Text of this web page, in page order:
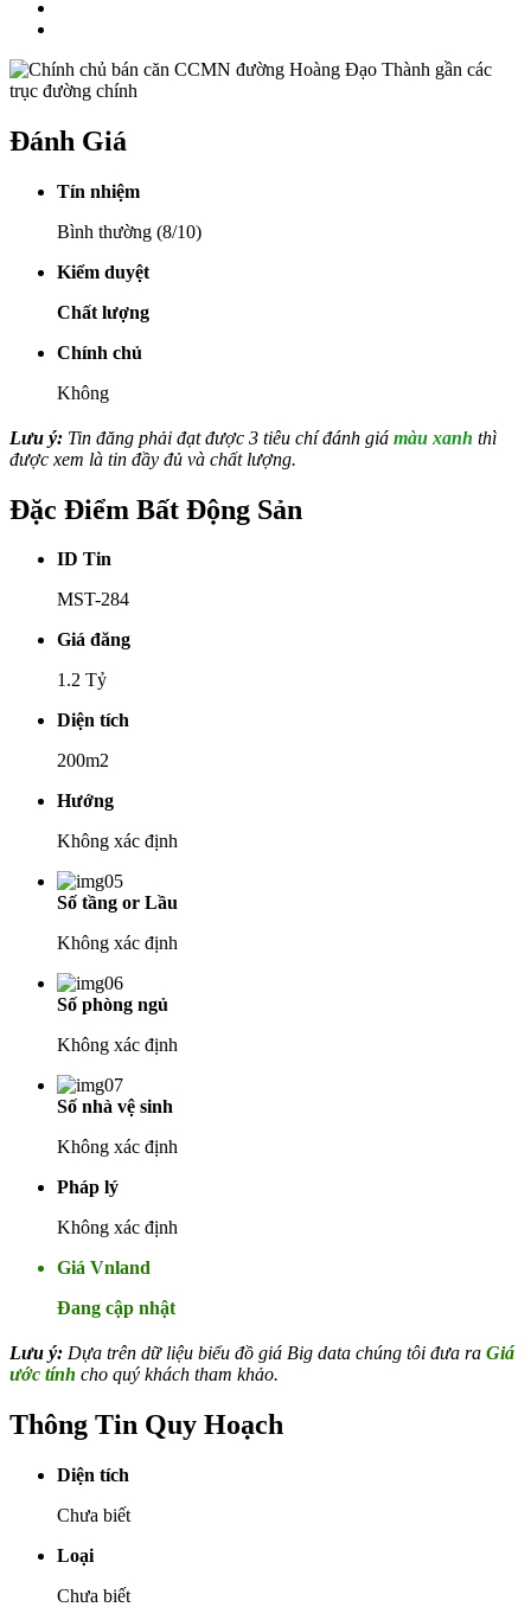
Đánh Giá
Tín nhiệm
Bình thường (8/10)
Kiểm duyệt
Chất lượng
Chính chủ
Không
Lưu ý: Tin đăng phải đạt được 3 tiêu chí đánh giá màu xanh thì
được xem là tin đầy đủ và chất lượng.
Đặc Điểm Bất Động Sản
ID Tin
MST-284
Giá đăng
1.2 Tỷ
Diện tích
200m2
Hướng
Không xác định
Số tầng or Lầu
Không xác định
Số phòng ngủ
Không xác định
Số nhà vệ sinh
Không xác định
Pháp lý
Không xác định
Giá Vnland
Đang cập nhật
Lưu ý: Dựa trên dữ liệu biểu đồ giá Big data chúng tôi đưa ra Giá
ước tính cho quý khách tham khảo.
Thông Tin Quy Hoạch
Diện tích
Chưa biết
Loại
Chưa biết